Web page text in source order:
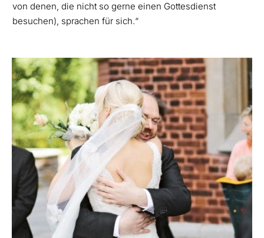
von denen, die nicht so gerne einen Gottesdienst
besuchen), sprachen für sich.“